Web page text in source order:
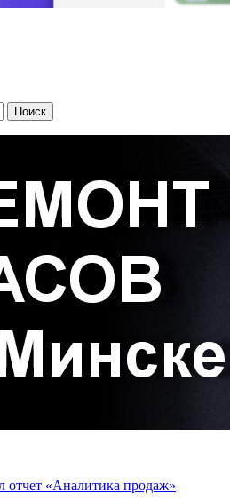
отчет «Аналитика продаж»